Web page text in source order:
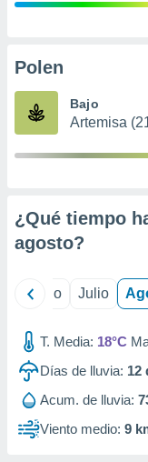
e
publicidad
Polen
Bajo
Artemisa
¿Qué tiempo
agosto?
Junio Julio
T. Media: 18°C
Días de lluvia: 12
Acum. de lluvia:
Viento medio: 9